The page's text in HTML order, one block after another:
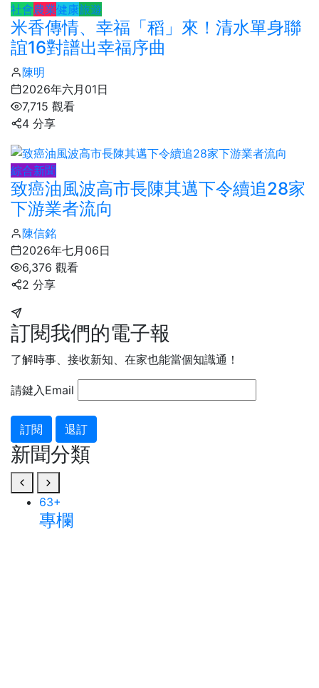
社會農業健康旅遊
米香傳情、幸福「稻」來！清水單身聯
誼16對譜出幸福序曲
陳明
2026年六月01日
7,715 觀看
4 分享
綜合新聞
致癌油風波高市長陳其邁下令續追28家
下游業者流向
陳信銘
2026年七月06日
6,376 觀看
2 分享
訂閱我們的電子報
了解時事、接收新知、在家也能當個知識通！
請鍵入Email
訂閱 退訂
新聞分類
63+
專欄